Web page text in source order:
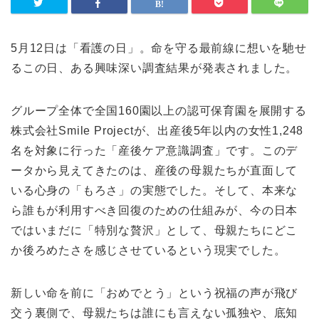
5月12日は「看護の日」。命を守る最前線に想いを馳せ
るこの日、ある興味深い調査結果が発表されました。
グループ全体で全国160園以上の認可保育園を展開する
株式会社Smile Projectが、出産後5年以内の女性1,248
名を対象に行った「産後ケア意識調査」です。このデ
ータから見えてきたのは、産後の母親たちが直面して
いる心身の「もろさ」の実態でした。そして、本来な
ら誰もが利用すべき回復のための仕組みが、今の日本
ではいまだに「特別な贅沢」として、母親たちにどこ
か後ろめたさを感じさせているという現実でした。
新しい命を前に「おめでとう」という祝福の声が飛び
交う裏側で、母親たちは誰にも言えない孤独や、底知